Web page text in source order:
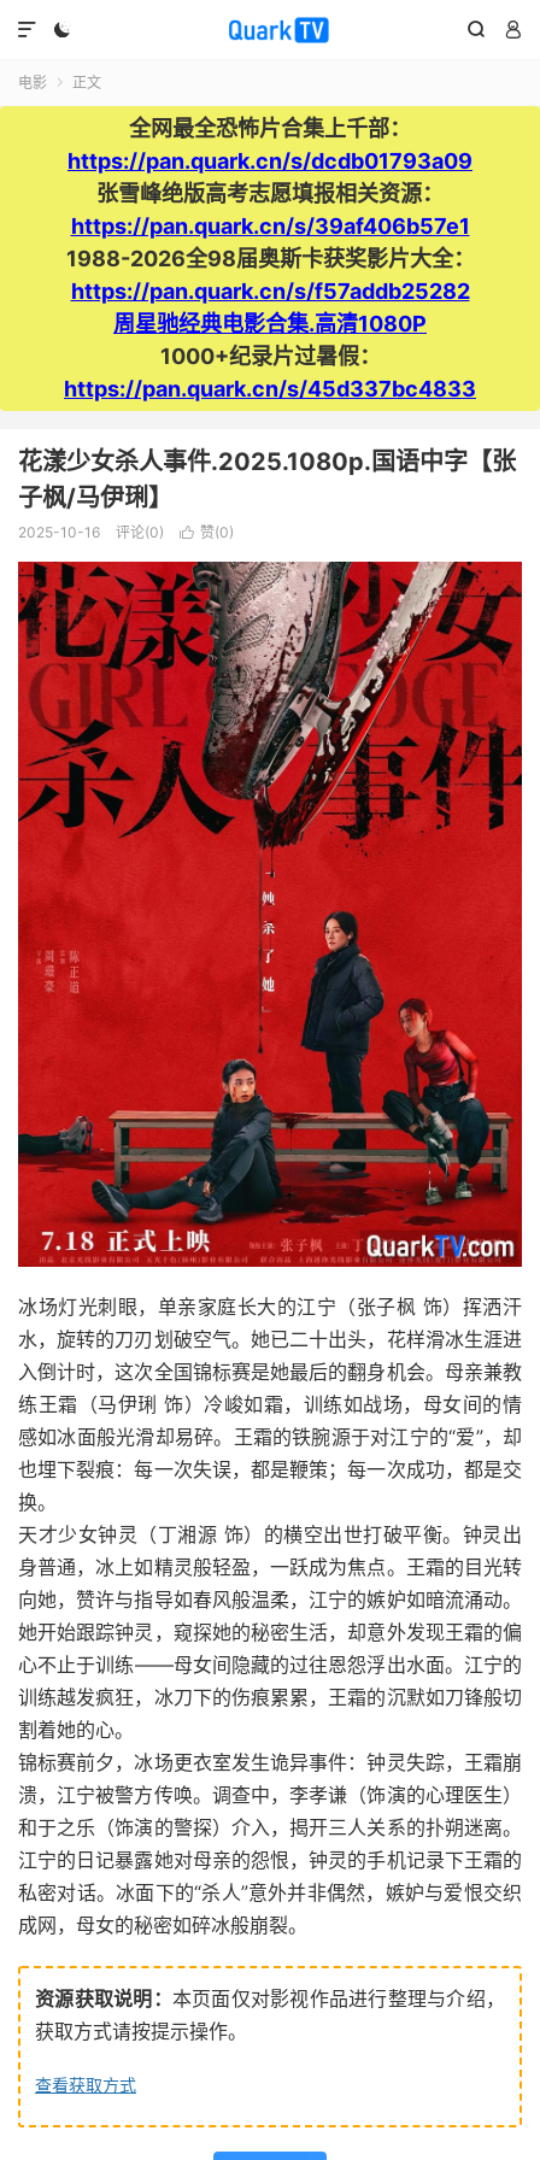
  

电影  正文
全网最全恐怖片合集上千部：
https://pan.quark.cn/s/dcdb01793a09
张雪峰绝版高考志愿填报相关资源：
https://pan.quark.cn/s/39af406b57e1
1988-2026全98届奥斯卡获奖影片大全：
https://pan.quark.cn/s/f57addb25282
周星驰经典电影合集.高清1080P
1000+纪录片过暑假：
https://pan.quark.cn/s/45d337bc4833
花漾少女杀人事件.2025.1080p.国语中字【张
子枫/马伊琍】
2025-10-16 评论(0)  赞(0)
冰场灯光刺眼，单亲家庭长大的江宁（张子枫 饰）挥洒汗
水，旋转的刀刃划破空气。她已二十出头，花样滑冰生涯进
入倒计时，这次全国锦标赛是她最后的翻身机会。母亲兼教
练王霜（马伊琍 饰）冷峻如霜，训练如战场，母女间的情
感如冰面般光滑却易碎。王霜的铁腕源于对江宁的“爱”，却
也埋下裂痕：每一次失误，都是鞭策；每一次成功，都是交
换。
天才少女钟灵（丁湘源 饰）的横空出世打破平衡。钟灵出
身普通，冰上如精灵般轻盈，一跃成为焦点。王霜的目光转
向她，赞许与指导如春风般温柔，江宁的嫉妒如暗流涌动。
她开始跟踪钟灵，窥探她的秘密生活，却意外发现王霜的偏
心不止于训练——母女间隐藏的过往恩怨浮出水面。江宁的
训练越发疯狂，冰刀下的伤痕累累，王霜的沉默如刀锋般切
割着她的心。
锦标赛前夕，冰场更衣室发生诡异事件：钟灵失踪，王霜崩
溃，江宁被警方传唤。调查中，李孝谦（饰演的心理医生）
和于之乐（饰演的警探）介入，揭开三人关系的扑朔迷离。
江宁的日记暴露她对母亲的怨恨，钟灵的手机记录下王霜的
私密对话。冰面下的“杀人”意外并非偶然，嫉妒与爱恨交织
成网，母女的秘密如碎冰般崩裂。
资源获取说明： 本页面仅对影视作品进行整理与介绍，
获取方式请按提示操作。
查看获取方式